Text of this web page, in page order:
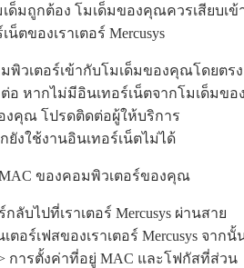
เด็มถูกต้อง โมเด็มของคุณควรเสียบเข้
ตของเราเตอร์ Mercusys
วเตอร์เข้ากับโมเด็มของคุณโดยตรง
อ หากไม่มีอินเทอร์เน็ตจากโมเด็มขอ
คุณ โปรดติดต่อผู้ให้บริการ
งใช้งานอินเทอร์เน็ตไม่ได้
ของคอมพิวเตอร์ของคุณ
ลับไปที่เราเตอร์ Mercusys ผ่านสาย
ตอร์เฟสของเราเตอร์ Mercusys จากนั้
การตั้งค่าที่อยู่ MAC และโฟกัสที่ส่วน